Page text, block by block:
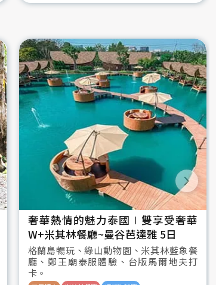
奢華熱情的魅力泰國∣雙享受奢華
W+米其林餐廳~曼谷芭達雅 5日
格蘭島暢玩、綠山動物園、米其林藍象餐
廳、鄭王廟泰服體驗、台版馬爾地夫打
卡。